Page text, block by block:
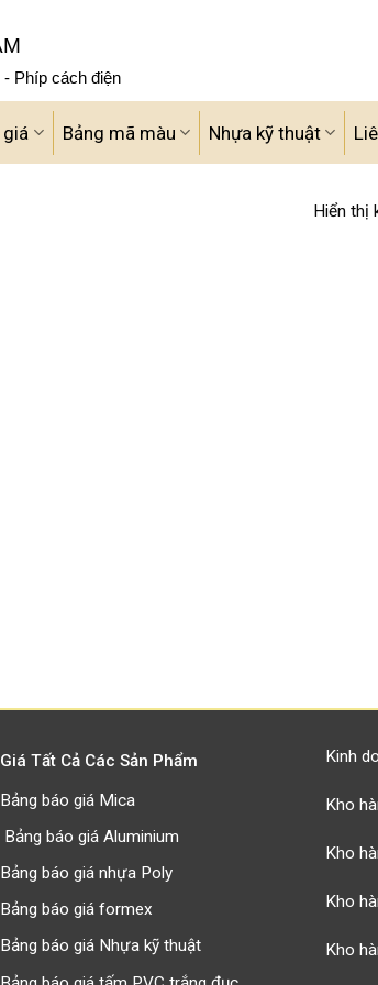
Phíp cách điện
giá Bảng mã màu Nhựa kỹ thuật
Hiển thị
Tất Cả Các Sản Phẩm
Bảng báo giá Mica
Bảng báo giá Aluminium
Bảng báo giá nhựa Poly
Bảng báo giá formex
Bảng báo giá Nhựa kỹ thuật
Kinh
Kho
Kho
Kho
Kho